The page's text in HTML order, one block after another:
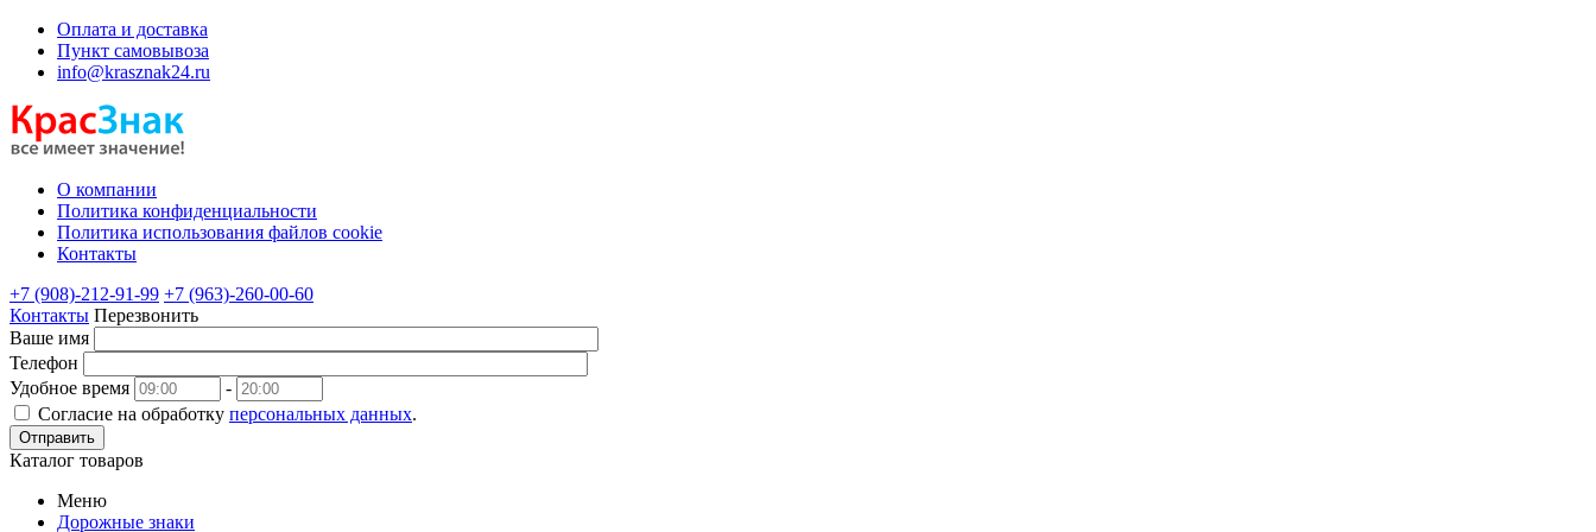
Оплата и доставка
Пункт самовывоза
info@krasznak24.ru
О компании
Политика конфиденциальности
Политика использования файлов cookie
Контакты
+7 (908)-212-91-99 +7 (963)-260-00-60
Контакты Перезвонить
Ваше имя
Телефон
Удобное время
-
Согласие на обработку персональных данных.
Отправить
Каталог товаров
Меню
Дорожные знаки